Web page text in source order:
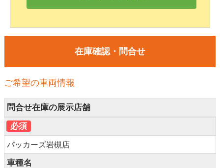
在庫確認・問合せ
ご希望の車両情報
問合せ在庫の展示店舗
必須
パッカーズ岩槻店
車種名